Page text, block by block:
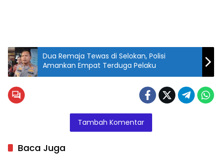
Dua Remaja Tewas di Selokan, Polisi
Amankan Empat Terduga Pelaku
Tambah Komentar
Baca Juga